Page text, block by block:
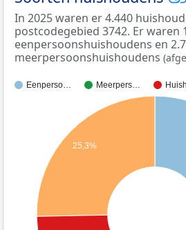
In 2025 waren er 4.440
postcodegebied 3742. Er waren
eenpersoonshuishoudens en
meerpersoonshuishoudens
Eenperso… Meerpers…
25,3%